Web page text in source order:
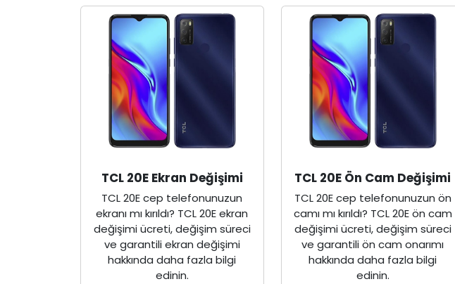
TCL 20E Ekran Değişimi
TCL 20E cep telefonunuzun
ekranı mı kırıldı? TCL 20E ekran
değişimi ücreti, değişim süreci
ve garantili ekran değişimi
hakkında daha fazla bilgi
edinin.
TCL 20E Ön Cam Değişimi
TCL 20E cep telefonunuzun ön
camı mı kırıldı? TCL 20E ön cam
değişimi ücreti, değişim süreci
ve garantili ön cam onarımı
hakkında daha fazla bilgi
edinin.